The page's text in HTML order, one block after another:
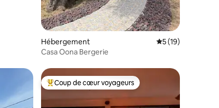
Hébergement Évaluation
5 (19)
Casa Oona Bergerie
appréciés Coups de cœur voyageurs les plus appréciés
Coup de cœur voyageurs